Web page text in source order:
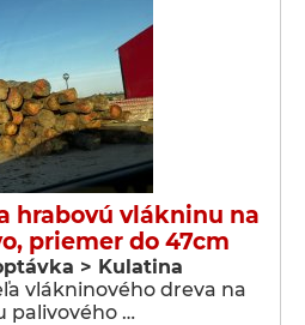
hrabovú vlákninu na
priemer do 47cm
> Kulatina
vlákninového dreva na
palivového …